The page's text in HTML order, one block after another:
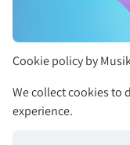
Fullrange
Bashögtalare
Högtalarpaket
Mikrofoner
Rök-, Bubbel- &
Rökmaskiner
Ljus
Piano & Keyboard
Cookie policy by
We collect cookies to
experience.